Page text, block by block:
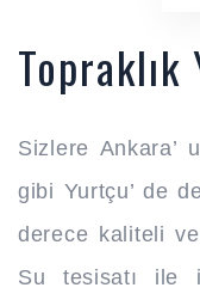
Topraklık
Sizlere Ankara’
gibi Yurtçu’ de
derece kaliteli
Su tesisatı ile